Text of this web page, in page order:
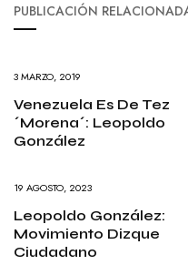
PUBLICACIÓN
3 MARZO, 2019
Venezuela Es De Tez
´morena´: Leopoldo
González
19 AGOSTO, 2023
Leopoldo González:
Movimiento Dizque
Ciudadano